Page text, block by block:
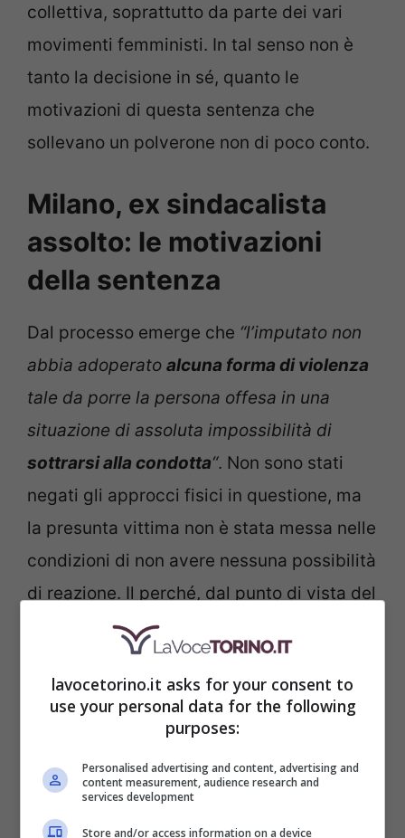
collettiva, soprattutto da parte dei vari
movimenti femministi. In tal senso non è
tanto la decisione in sé, quanto le
motivazioni di questa sentenza che
sollevano un polverone non di poco conto.
Milano, ex sindacalista
assolto: le motivazioni
della sentenza
Dal processo emerge che “l’imputato non
abbia adoperato alcuna forma di violenza
tale da porre la persona offesa in una
situazione di assoluta impossibilità di
sottrarsi alla condotta“. Non sono stati
negati gli approcci fisici in questione, ma
la presunta vittima non è stata messa nelle
condizioni di non avere nessuna possibilità
di reazione. Il perché, dal punto di vista del
, è presto spiegato. Ed è proprio qui
che nascono tutte le polemiche che hanno
affollato le bacheche dei vari social
lavocetorino.it asks for your consent to
use your personal data for the following
purposes:
Personalised advertising and content, advertising and
content measurement, audience research and
services development
Store and/or access information on a device